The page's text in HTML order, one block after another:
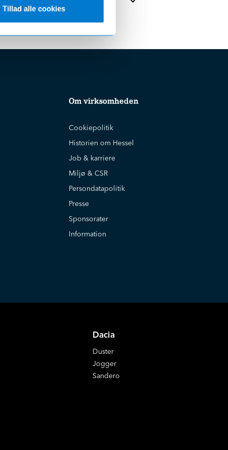
Tillad alle cookies
Om virksomheden
Cookiepolitik
Historien om Hessel
Job & karriere
Miljø & CSR
Persondatapolitik
Presse
Sponsorater
Information
Dacia
Duster
Jogger
Sandero